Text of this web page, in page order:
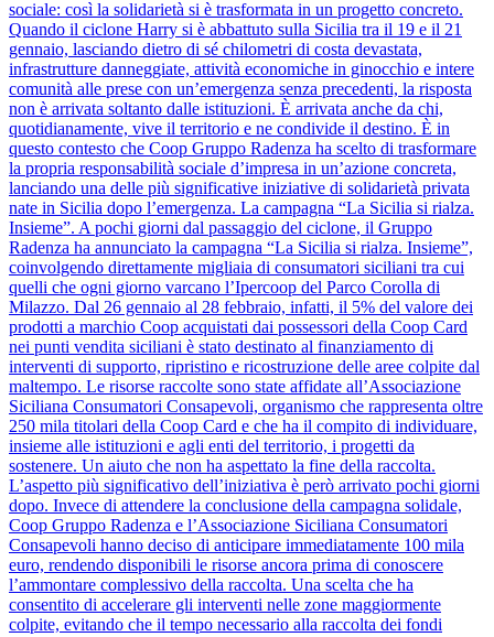
sociale: così la solidarietà si è trasformata in un progetto concreto.
Quando il ciclone Harry si è abbattuto sulla Sicilia tra il 19 e il 21
gennaio, lasciando dietro di sé chilometri di costa devastata,
infrastrutture danneggiate, attività economiche in ginocchio e intere
comunità alle prese con un’emergenza senza precedenti, la risposta
non è arrivata soltanto dalle istituzioni. È arrivata anche da chi,
quotidianamente, vive il territorio e ne condivide il destino. È in
questo contesto che Coop Gruppo Radenza ha scelto di trasformare
la propria responsabilità sociale d’impresa in un’azione concreta,
lanciando una delle più significative iniziative di solidarietà privata
nate in Sicilia dopo l’emergenza. La campagna “La Sicilia si rialza.
Insieme”. A pochi giorni dal passaggio del ciclone, il Gruppo
Radenza ha annunciato la campagna “La Sicilia si rialza. Insieme”,
coinvolgendo direttamente migliaia di consumatori siciliani tra cui
quelli che ogni giorno varcano l’Ipercoop del Parco Corolla di
Milazzo. Dal 26 gennaio al 28 febbraio, infatti, il 5% del valore dei
prodotti a marchio Coop acquistati dai possessori della Coop Card
nei punti vendita siciliani è stato destinato al finanziamento di
interventi di supporto, ripristino e ricostruzione delle aree colpite dal
maltempo. Le risorse raccolte sono state affidate all’Associazione
Siciliana Consumatori Consapevoli, organismo che rappresenta oltre
250 mila titolari della Coop Card e che ha il compito di individuare,
insieme alle istituzioni e agli enti del territorio, i progetti da
sostenere. Un aiuto che non ha aspettato la fine della raccolta.
L’aspetto più significativo dell’iniziativa è però arrivato pochi giorni
dopo. Invece di attendere la conclusione della campagna solidale,
Coop Gruppo Radenza e l’Associazione Siciliana Consumatori
Consapevoli hanno deciso di anticipare immediatamente 100 mila
euro, rendendo disponibili le risorse ancora prima di conoscere
l’ammontare complessivo della raccolta. Una scelta che ha
consentito di accelerare gli interventi nelle zone maggiormente
colpite, evitando che il tempo necessario alla raccolta dei fondi